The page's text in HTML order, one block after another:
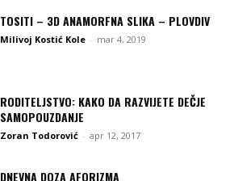
TOSITI – 3D ANAMORFNA SLIKA – PLOVDIV
Milivoj Kostić Kole - mar 4, 2019
RODITELJSTVO: KAKO DA RAZVIJETE DEČJE
SAMOPOUZDANJE
Zoran Todorović - apr 12, 2017
DNEVNA DOZA AFORIZMA